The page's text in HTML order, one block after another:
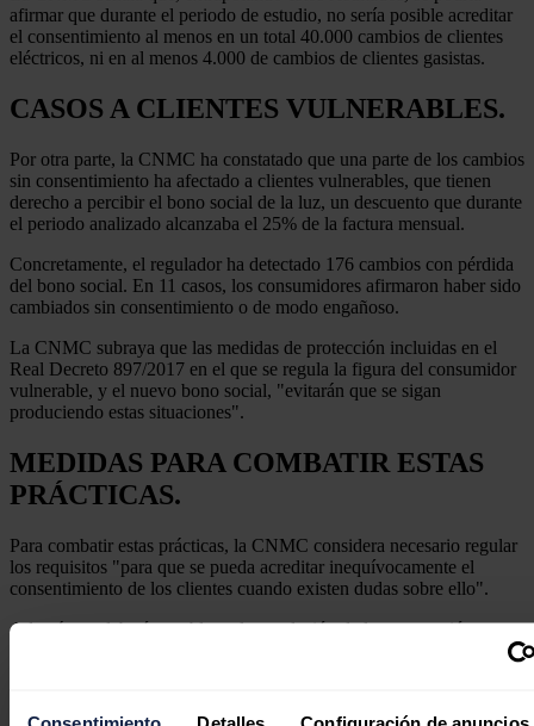
Consentimiento Detalles Configuración de anuncios
afirmar que durante el periodo de estudio, no sería posible acreditar
el consentimiento al menos en un total 40.000 cambios de clientes
eléctricos, ni en al menos 4.000 de cambios de clientes gasistas.
CASOS A CLIENTES VULNERABLES.
Por otra parte, la CNMC ha constatado que una parte de los cambios
sin consentimiento ha afectado a clientes vulnerables, que tienen
derecho a percibir el bono social de la luz, un descuento que durante
el periodo analizado alcanzaba el 25% de la factura mensual.
Concretamente, el regulador ha detectado 176 cambios con pérdida
del bono social. En 11 casos, los consumidores afirmaron haber sido
cambiados sin consentimiento o de modo engañoso.
La CNMC subraya que las medidas de protección incluidas en el
Real Decreto 897/2017 en el que se regula la figura del consumidor
vulnerable, y el nuevo bono social, "evitarán que se sigan
produciendo estas situaciones".
MEDIDAS PARA COMBATIR ESTAS
PRÁCTICAS.
Para combatir estas prácticas, la CNMC considera necesario regular
los requisitos "para que se pueda acreditar inequívocamente el
consentimiento de los clientes cuando existen dudas sobre ello".
Además, se debería establecer la regulación de la contratación
telefónica en el caso del sector eléctrico, "simétrica a la existente en
Adicionalmente, como ya ha recomendado el organismo en otras